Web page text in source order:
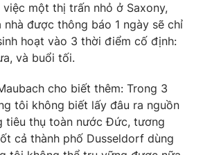
Truyền hình Việt Nam
báo VTV
in và báo điện tử số 483/GP-BTTTT
Thủy
Thị Mỹ Hạnh, Phạm Quốc Thắng,
355 931 - 024.38 355 932
một thị trấn nhỏ ở Saxony,
được thông báo 1 ngày sẽ chỉ
hoạt vào 3 thời điểm cố định:
và buổi tối.
cho biết thêm: Trong 3
tôi không biết lấy đâu ra nguồn
tiêu thụ toàn nước Đức, tương
cả thành phố Dusseldorf dùng